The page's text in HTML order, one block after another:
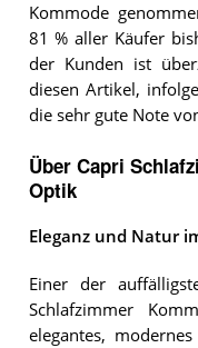
Kommode
81 % aller Käufer
der Kunden ist
diesen Artikel,
die sehr gute Note
Über Capri
Optik
Eleganz und Natur
Einer der
Schlafzimmer
elegantes,